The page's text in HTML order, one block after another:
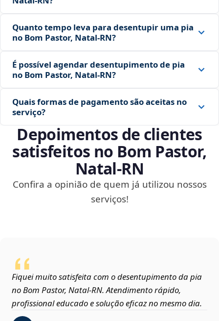
Quanto tempo leva para desentupir uma pia
no Bom Pastor, Natal‑RN?
É possível agendar desentupimento de pia
no Bom Pastor, Natal‑RN?
Quais formas de pagamento são aceitas no
serviço?
Depoimentos de clientes
satisfeitos no Bom Pastor,
Natal‑RN
Confira a opinião de quem já utilizou nossos
serviços!
Fiquei muito satisfeita com o desentupimento da pia
no Bom Pastor, Natal‑RN. Atendimento rápido,
profissional educado e solução eficaz no mesmo dia.